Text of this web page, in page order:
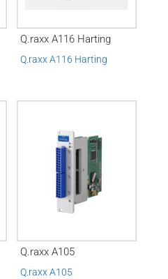
Q.raxx A116 Harting
Q.raxx A116 Harting
Q.raxx A105
Q.raxx A105